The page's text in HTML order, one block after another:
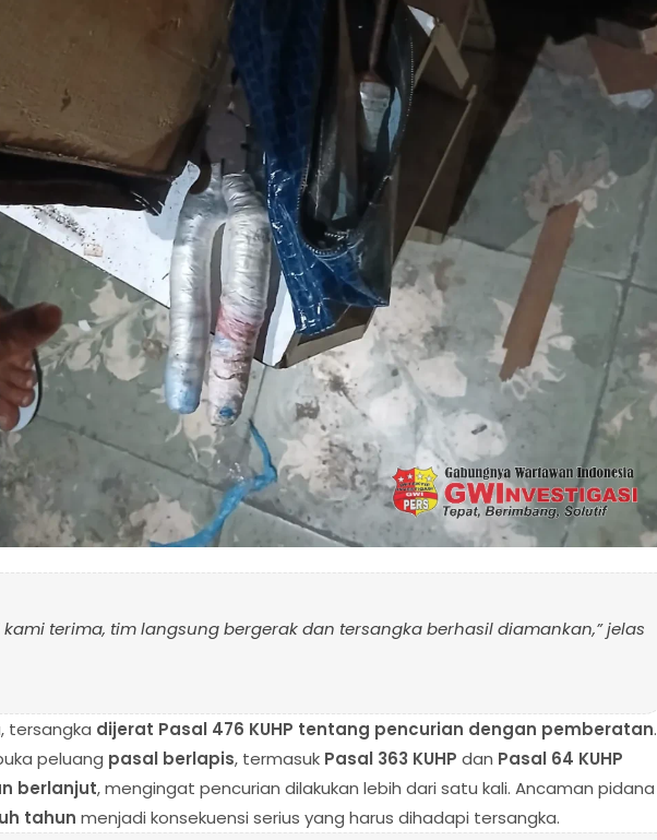
kami terima, tim langsung bergerak dan tersangka berhasil diamankan,” jelas
tersangka dijerat Pasal 476 KUHP tentang pencurian dengan pemberatan.
peluang pasal berlapis, termasuk Pasal 363 KUHP dan Pasal 64 KUHP
berlanjut, mengingat pencurian dilakukan lebih dari satu kali. Ancaman pidana
tahun menjadi konsekuensi serius yang harus dihadapi tersangka.